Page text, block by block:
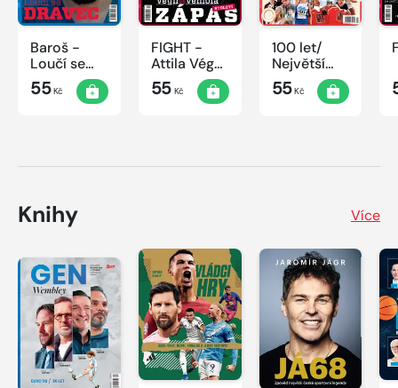
Baroš -
Loučí se
dravec
55Kč
FIGHT -
Attila Végh
vs. Karlos
Vémola
55Kč
100 let/
Největší
okamžiky
českého
55Kč
Knihy Více